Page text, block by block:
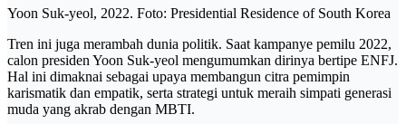
Yoon Suk-yeol, 2022. Foto: Presidential Residence of South Korea
Tren ini juga merambah dunia politik. Saat kampanye pemilu 2022,
calon presiden Yoon Suk-yeol mengumumkan dirinya bertipe ENFJ.
Hal ini dimaknai sebagai upaya membangun citra pemimpin
karismatik dan empatik, serta strategi untuk meraih simpati generasi
muda yang akrab dengan MBTI.